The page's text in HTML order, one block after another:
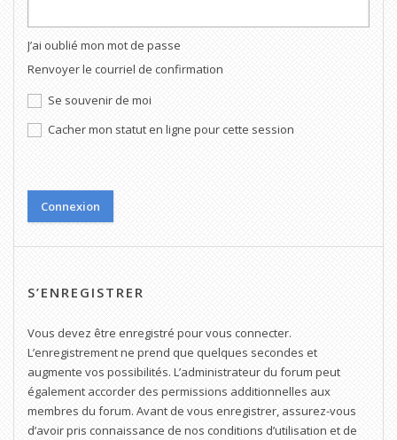
J’ai oublié mon mot de passe
Renvoyer le courriel de confirmation
Se souvenir de moi
Cacher mon statut en ligne pour cette session
S’ENREGISTRER
Vous devez être enregistré pour vous connecter.
L’enregistrement ne prend que quelques secondes et
augmente vos possibilités. L’administrateur du forum peut
également accorder des permissions additionnelles aux
membres du forum. Avant de vous enregistrer, assurez-vous
d’avoir pris connaissance de nos conditions d’utilisation et de